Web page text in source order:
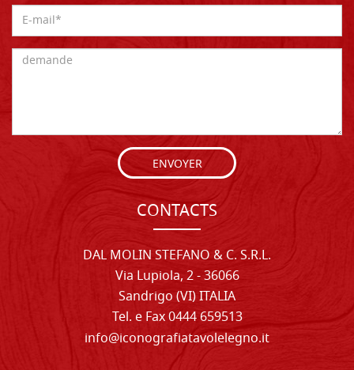
ENVOYER
CONTACTS
DAL MOLIN STEFANO & C. S.R.L.
Via Lupiola, 2 - 36066
Sandrigo (VI) ITALIA
Tel. e Fax 0444 659513
info@iconografiatavolelegno.it